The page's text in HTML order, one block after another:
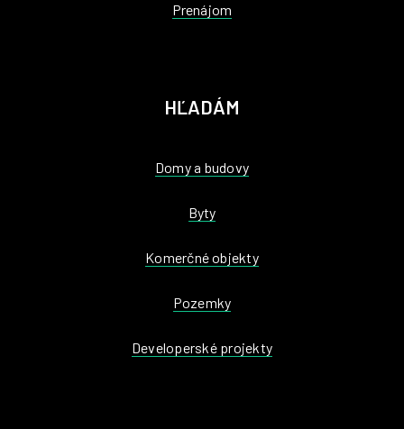
Prenájom
HĽADÁM
Domy a budovy
Byty
Komerčné objekty
Pozemky
Developerské projekty